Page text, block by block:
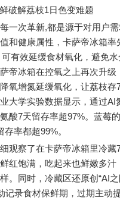
解荔枝1日色变难题
次革新,都是源于对用户需
和健康属性，卡萨帝冰箱率
有效延缓食材氧化，避免
帝冰箱在控氧之上再次升级
氧增氮延缓氧化，让荔枝存
大学实验数据显示，通过AI
酸7天留存率超97%。蓝莓
率都超99%。
察了在卡萨帝冰箱里冷藏7
红饱满，吃起来也鲜嫩多汁
。同时，冷藏区还原创“AI之
记录食材保鲜期，过期主动